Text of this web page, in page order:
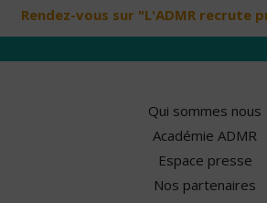
Rendez-vous sur "L'ADMR recrute
Qui sommes nous
Académie ADMR
Espace presse
Nos partenaires